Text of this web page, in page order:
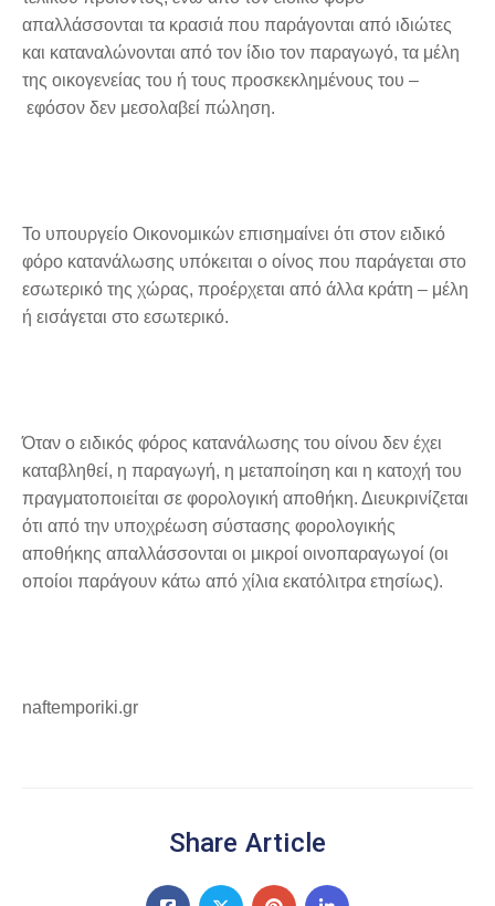
απαλλάσσονται τα κρασιά που παράγονται από ιδιώτες
και καταναλώνονται από τον ίδιο τον παραγωγό, τα μέλη
της οικογενείας του ή τους προσκεκλημένους του –
εφόσον δεν μεσολαβεί πώληση.
Το υπουργείο Οικονομικών επισημαίνει ότι στον ειδικό
φόρο κατανάλωσης υπόκειται ο οίνος που παράγεται στο
εσωτερικό της χώρας, προέρχεται από άλλα κράτη – μέλη
ή εισάγεται στο εσωτερικό.
Όταν ο ειδικός φόρος κατανάλωσης του οίνου δεν έχει
καταβληθεί, η παραγωγή, η μεταποίηση και η κατοχή του
πραγματοποιείται σε φορολογική αποθήκη. Διευκρινίζεται
ότι από την υποχρέωση σύστασης φορολογικής
αποθήκης απαλλάσσονται οι μικροί οινοπαραγωγοί (οι
οποίοι παράγουν κάτω από χίλια εκατόλιτρα ετησίως).
naftemporiki.gr
Share Article